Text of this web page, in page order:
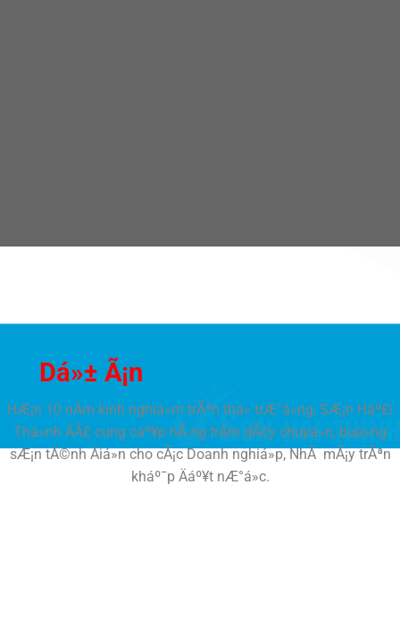
Dá»± Ã¡n
HÆ¡n 10 nÄm kinh nghiá»m trÃªn thá» trÆ°á»ng, SÆ¡n Háº£i
Thá»nh ÄÃ£ cung cáº¥p hÃ ng trÄm dÃ¢y chuyá»n, buá»ng
sÆ¡n tÄ©nh Äiá»n cho cÃ¡c Doanh nghiá»p, NhÃ mÃ¡y trÃªn
kháº¯p Äáº¥t nÆ°á»c.